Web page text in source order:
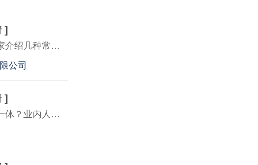
]
纸品包装印刷工艺有很多，下面为大家介绍几种常用的印刷工艺：（1）烫金工艺烫金工艺的表现方式是将所需烫金或烫银的图案制成凸型版加热，然后在被印刷物上放置所需颜色的铝箔纸，加压后，使铝箔附着于被印刷物上。提示：烫金纸材料分很多种，其中
公司
]
如何将企业文化和企业样本印刷融为一体？业内人士指出，以往在企业样本印刷册中，很多印刷厂和客户沟通时往往只是将企业品牌和相关信息加以介绍，对于手中而言，这与传统的企业宣传册别无两样，没有体现企业文化的宗旨。如果能将有关企业文化的内容